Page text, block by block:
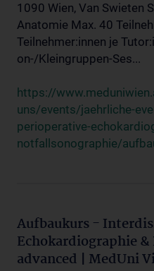
1090 Wien, Van Swieten
Anatomie Max. 40
Teilnehmer:innen je
on-/Kleingruppen-Ses...
https://
uns/events/jaehrliche-
perioperative-
notfallsonographie/
Aufbaukurs -
Echokardiographie
advanced | MedUni